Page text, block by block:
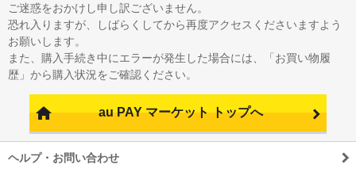
ご迷惑をおかけし申し訳ございません。
恐れ入りますが、しばらくしてから再度アクセスくださいますよう
お願いします。
また、購入手続き中にエラーが発生した場合には、「お買い物履
歴」から購入状況をご確認ください。
au PAY マーケット トップへ
ヘルプ・お問い合わせ